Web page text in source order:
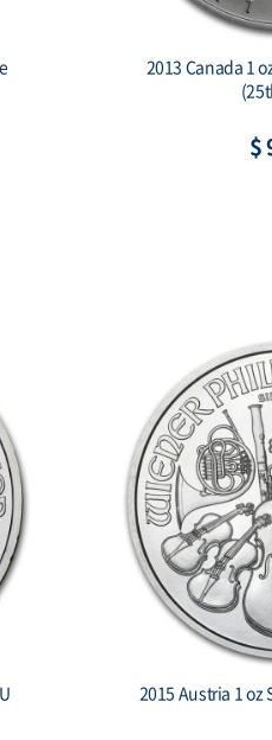
2013 Canada 1
$
2015 Austria 1 oz